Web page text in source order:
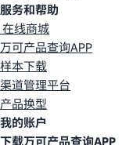
服务和帮助
在线商城
万可产品查询APP
样本下载
渠道管理平台
产品换型
我的账户
下载万可产品查询APP